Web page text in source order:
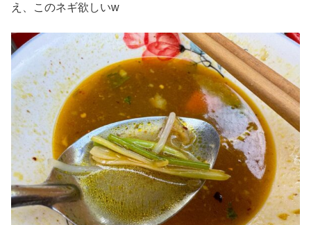
え、このネギ欲しいw